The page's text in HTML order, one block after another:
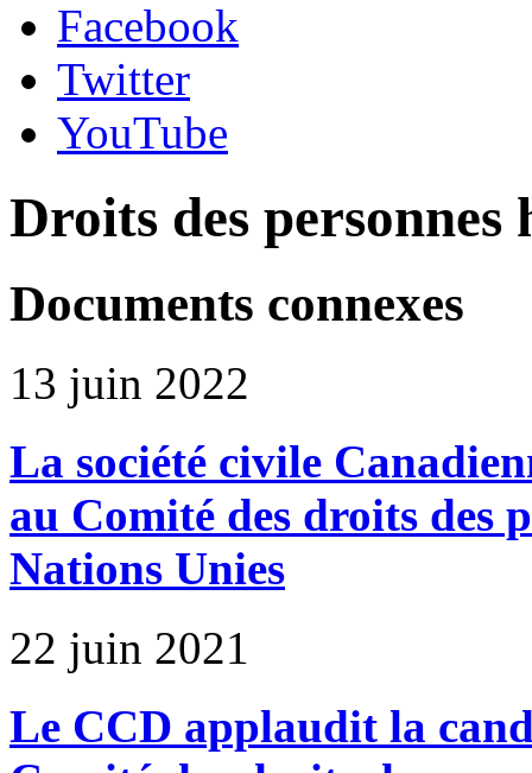
Facebook
Twitter
YouTube
Droits des personnes
Documents connexes
13 juin 2022
La société civile
au Comité des droits des
Nations Unies
22 juin 2021
Le CCD applaudit la